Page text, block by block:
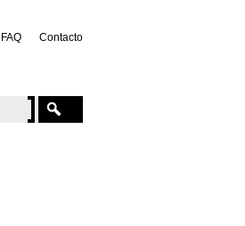
FAQ Contacto